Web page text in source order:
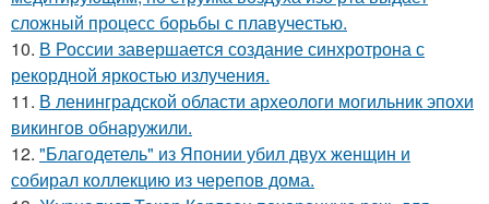
сложный процесс борьбы с плавучестью.
10. В России завершается создание синхротрона с
рекордной яркостью излучения.
11. В ленинградской области археологи могильник эпохи
викингов обнаружили.
12. "Благодетель" из Японии убил двух женщин и
собирал коллекцию из черепов дома.